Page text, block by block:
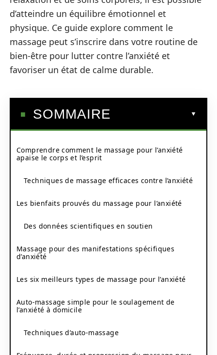
d’atteindre un équilibre émotionnel et
physique. Ce guide explore comment le
massage peut s’inscrire dans votre routine de
bien-être pour lutter contre l’anxiété et
favoriser un état de calme durable.
SOMMAIRE
Comprendre comment le massage pour l’anxiété
apaise le corps et l’esprit
Techniques de massage efficaces contre l’anxiété
Les bienfaits prouvés du massage pour l’anxiété
Des données scientifiques en soutien
Massage pour des manifestations spécifiques
d’anxiété
Les six meilleurs types de massage pour l’anxiété
Auto-massage simple pour le soulagement de
l’anxiété à domicile
Techniques d’auto-massage